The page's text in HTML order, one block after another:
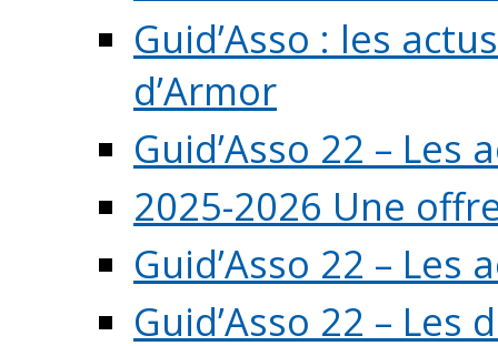
Guid’Asso : les
d’Armor
Guid’Asso 22 – Les
2025-2026 Une
Guid’Asso 22 –
Guid’Asso 22 – Les